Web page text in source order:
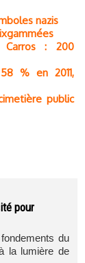
nazis
Carros : 200
% en 2011,
public
pour
du
la lumière de